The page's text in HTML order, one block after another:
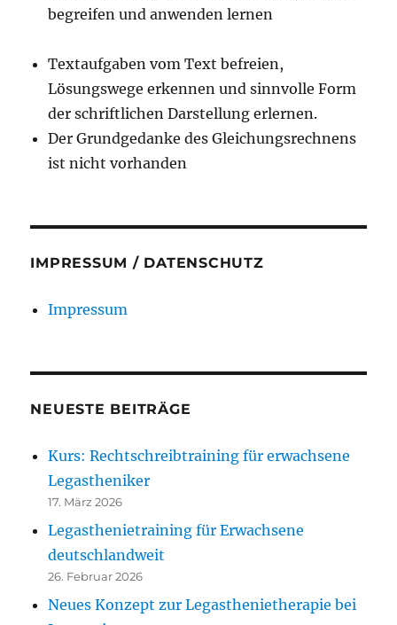
begreifen und anwenden lernen
Textaufgaben vom Text befreien,
Lösungswege erkennen und sinnvolle Form
der schriftlichen Darstellung erlernen.
Der Grundgedanke des Gleichungsrechnens
ist nicht vorhanden
IMPRESSUM / DATENSCHUTZ
Impressum
NEUESTE BEITRÄGE
Kurs: Rechtschreibtraining für erwachsene
Legastheniker
17. März 2026
Legasthenietraining für Erwachsene
deutschlandweit
26. Februar 2026
Neues Konzept zur Legasthenietherapie bei